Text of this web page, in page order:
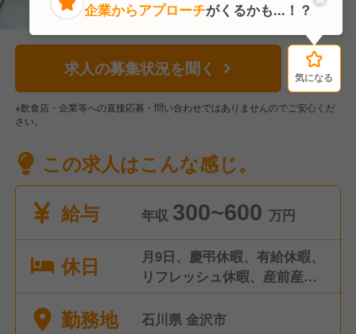
求人の募集状況を聞く 気になる
※飲食店・企業等への直接応募・問い合わせではありませんのでご安心くだ
さい。
この求人はこんな感じ。
給与
年収 300~600 万円
休日
月9日、慶弔休暇、有給休暇、
リフレッシュ休暇、産前産
後・育児休暇 、介護・看護休
暇
勤務地 石川県 金沢市
気になる
企業からアプローチがくるかも...！？